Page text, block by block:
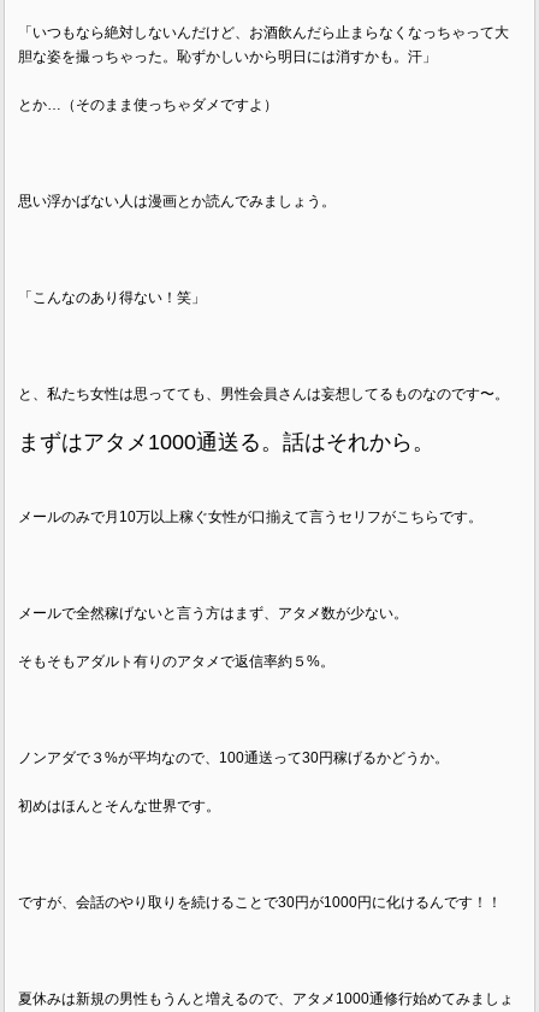
「いつもなら絶対しないんだけど、お酒飲んだら止まらなくなっちゃって大
胆な姿を撮っちゃった。恥ずかしいから明日には消すかも。汗」
とか…（そのまま使っちゃダメですよ）
思い浮かばない人は漫画とか読んでみましょう。
「こんなのあり得ない！笑」
と、私たち女性は思ってても、男性会員さんは妄想してるものなのです〜。
まずはアタメ1000通送る。話はそれから。
メールのみで月10万以上稼ぐ女性が口揃えて言うセリフがこちらです。
メールで全然稼げないと言う方はまず、アタメ数が少ない。
そもそもアダルト有りのアタメで返信率約５%。
ノンアダで３%が平均なので、100通送って30円稼げるかどうか。
初めはほんとそんな世界です。
ですが、会話のやり取りを続けることで30円が1000円に化けるんです！！
夏休みは新規の男性もうんと増えるので、アタメ1000通修行始めてみましょ